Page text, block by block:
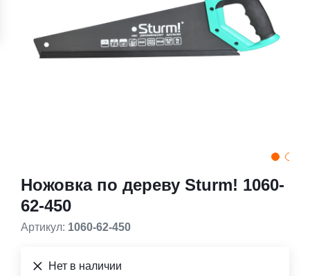
Ножовка по дереву Sturm! 1060-
62-450
Артикул: 1060-62-450
Нет в наличии